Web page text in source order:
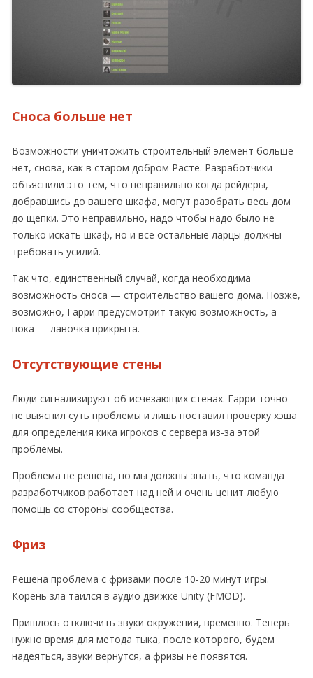
Сноса больше нет
Возможности уничтожить строительный элемент больше
нет, снова, как в старом добром Расте. Разработчики
объяснили это тем, что неправильно когда рейдеры,
добравшись до вашего шкафа, могут разобрать весь дом
до щепки. Это неправильно, надо чтобы надо было не
только искать шкаф, но и все остальные ларцы должны
требовать усилий.
Так что, единственный случай, когда необходима
возможность сноса — строительство вашего дома. Позже,
возможно, Гарри предусмотрит такую возможность, а
пока — лавочка прикрыта.
Отсутствующие стены
Люди сигнализируют об исчезающих стенах. Гарри точно
не выяснил суть проблемы и лишь поставил проверку хэша
для определения кика игроков с сервера из-за этой
проблемы.
Проблема не решена, но мы должны знать, что команда
разработчиков работает над ней и очень ценит любую
помощь со стороны сообщества.
Фриз
Решена проблема с фризами после 10-20 минут игры.
Корень зла таился в аудио движке Unity (FMOD).
Пришлось отключить звуки окружения, временно. Теперь
нужно время для метода тыка, после которого, будем
надеяться, звуки вернутся, а фризы не появятся.